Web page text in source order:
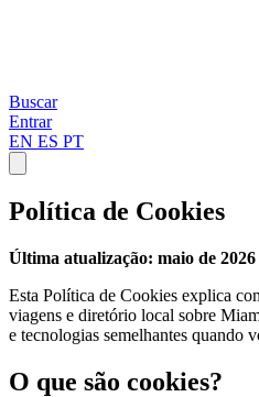
Buscar
Entrar
EN ES PT
Política de Cookies
Última atualização: maio de 2026
Esta Política de Cookies explica
viagens e diretório local sobre
e tecnologias semelhantes quando
O que são cookies?